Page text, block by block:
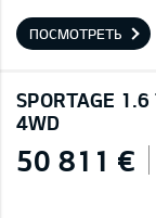
ПОСМОТРЕТЬ
SPORTAGE
4WD
50 811 €